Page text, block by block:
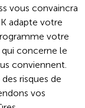
vous convaincra
adapte votre
votre
concerne le
conviennent.
risques de
vos